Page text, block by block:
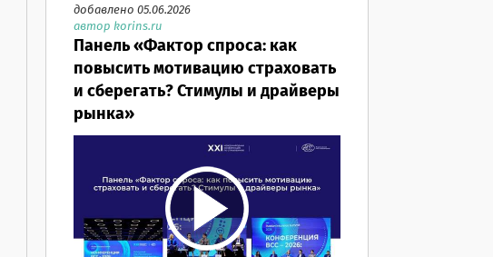
добавлено 05.06.2026
автор korins.ru
Панель «Фактор спроса: как
повысить мотивацию страховать
и сберегать? Стимулы и драйверы
рынка»